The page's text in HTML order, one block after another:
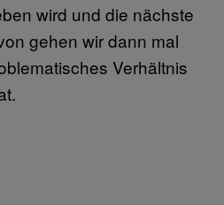
wird und die nächste
gehen wir dann mal
Verhältnis